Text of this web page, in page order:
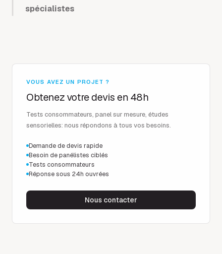
spécialistes
VOUS AVEZ UN PROJET ?
Obtenez votre devis en 48h
Tests consommateurs, panel sur mesure, études
sensorielles: nous répondons à tous vos besoins.
Demande de devis rapide
Besoin de panélistes ciblés
Tests consommateurs
Réponse sous 24h ouvrées
Nous contacter